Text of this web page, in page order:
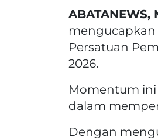
ABATANEWS,
mengucapkan
Persatuan
2026.
Momentum ini
dalam
Dengan